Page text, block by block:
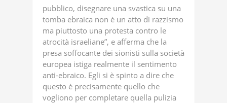
pubblico, disegnare una svastica su una
tomba ebraica non è un atto di razzismo
ma piuttosto una protesta contro le
atrocità israeliane”, e afferma che la
presa soffocante dei sionisti sulla società
europea istiga realmente il sentimento
anti-ebraico. Egli si è spinto a dire che
questo è precisamente quello che
vogliono per completare quella pulizia